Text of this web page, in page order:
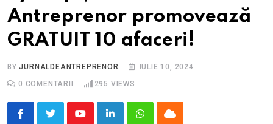
Antreprenor promovează
GRATUIT 10 afaceri!
BYJURNALDEANTREPRENOR
IULIE 10, 2024
0 COMENTARII 295 VIEWS
YoutubeLinkedInWhatsappCloud